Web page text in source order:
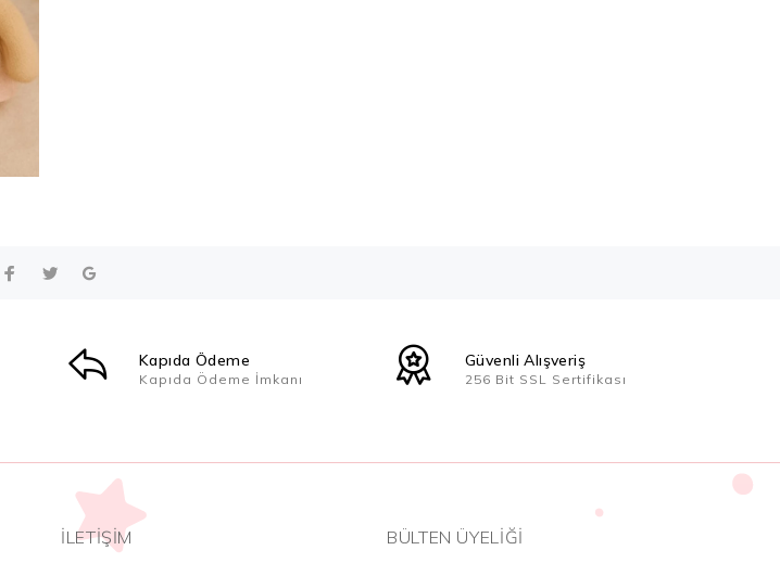
Kapıda Ödeme
Kapıda Ödeme İmkanı
Güvenli Alışveriş
256 Bit SSL Sertifikası
İLETİŞİM BÜLTEN ÜYELİĞİ